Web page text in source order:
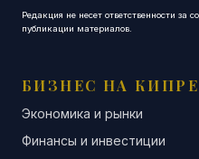
Редакция не несет ответственности за
публикации материалов.
БИЗНЕС НА КИПРЕ
Экономика и рынки
Финансы и инвестиции